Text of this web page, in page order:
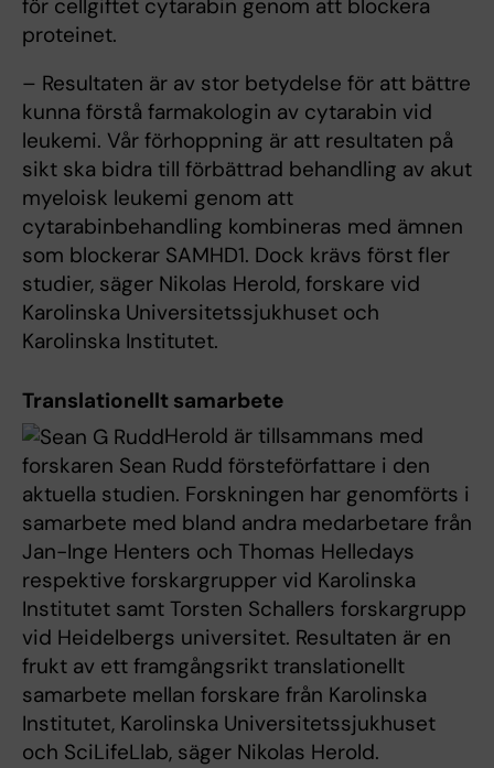
för cellgiftet cytarabin genom att blockera
proteinet.
– Resultaten är av stor betydelse för att bättre
kunna förstå farmakologin av cytarabin vid
leukemi. Vår förhoppning är att resultaten på
sikt ska bidra till förbättrad behandling av akut
myeloisk leukemi genom att
cytarabinbehandling kombineras med ämnen
som blockerar SAMHD1. Dock krävs först fler
studier, säger Nikolas Herold, forskare vid
Karolinska Universitetssjukhuset och
Karolinska Institutet.
Translationellt samarbete
Herold är tillsammans med
forskaren Sean Rudd försteförfattare i den
aktuella studien. Forskningen har genomförts i
samarbete med bland andra medarbetare från
Jan-Inge Henters och Thomas Helledays
respektive forskargrupper vid Karolinska
Institutet samt Torsten Schallers forskargrupp
vid Heidelbergs universitet. Resultaten är en
frukt av ett framgångsrikt translationellt
samarbete mellan forskare från Karolinska
Institutet, Karolinska Universitetssjukhuset
och SciLifeLlab, säger Nikolas Herold.